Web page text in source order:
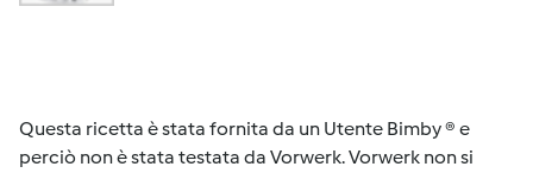
Questa ricetta è stata fornita da un Utente Bimby ® e
perciò non è stata testata da Vorwerk. Vorwerk non si